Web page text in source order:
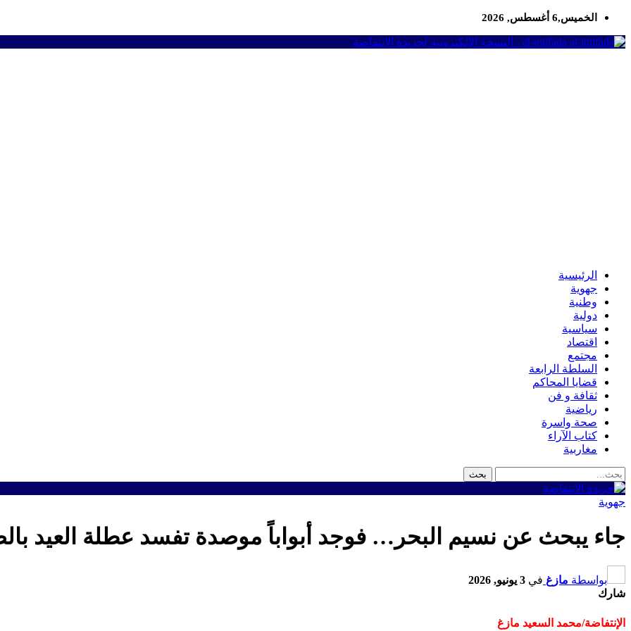
الخميس,6 أغسطس, 2026
al-intifada - النسخة الإلكترونية لجريدة الانتفاضة
الرئيسية
جهوية
وطنية
دولية
سياسية
اقتصاد
مجتمع
السلطة الرابعة
قضايا المحاكم
ثقافة و فن
رياضية
صحة واسرة
كتاب الآراء
مغاربية
جهوية
جاء يبحث عن نسيم البحر… فوجد أبواباً موصدة تفسد عطلة العيد
بواسطة مازغ في 3 يونيو, 2026
شارك
الإنتفاضة/محمد السعيد مازغ